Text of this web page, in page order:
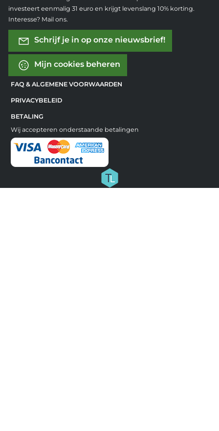
investeert eenmalig 31 euro en krijgt levenslang 10% korting.
Interesse? Mail ons.
Schrijf je in op onze nieuwsbrief!
Mijn cookies beheren
FAQ & ALGEMENE VOORWAARDEN
PRIVACYBELEID
BETALING
Wij accepteren onderstaande betalingen